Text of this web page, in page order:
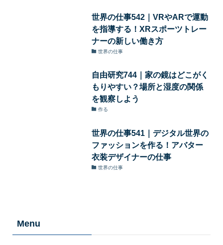
世界の仕事542｜VRやARで運動
を指導する！XRスポーツトレー
ナーの新しい働き方
世界の仕事
自由研究744｜家の鏡はどこがく
もりやすい？場所と湿度の関係
を観察しよう
作る
世界の仕事541｜デジタル世界の
ファッションを作る！アバター
衣装デザイナーの仕事
世界の仕事
Menu